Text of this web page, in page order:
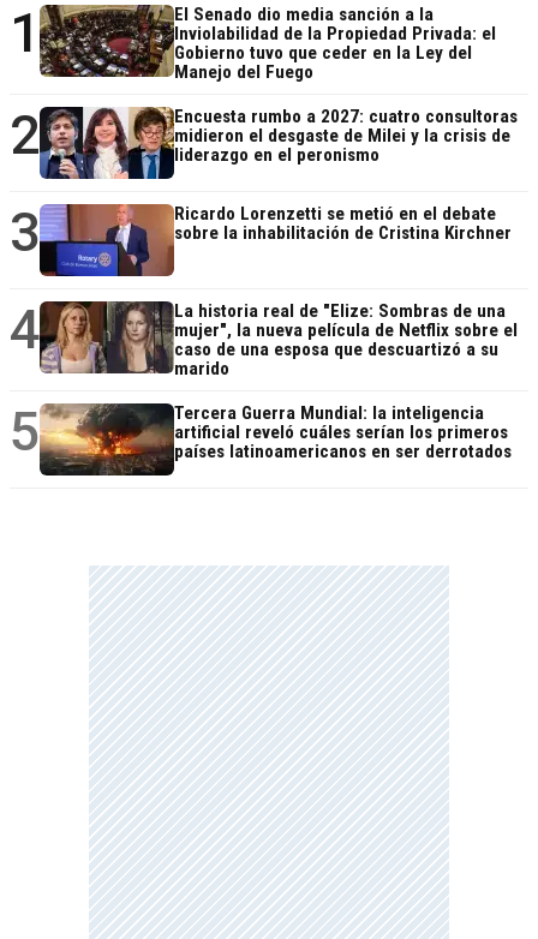
1
El Senado dio media sanción a la
Inviolabilidad de la Propiedad Privada: el
Gobierno tuvo que ceder en la Ley del
Manejo del Fuego
2
Encuesta rumbo a 2027: cuatro consultoras
midieron el desgaste de Milei y la crisis de
liderazgo en el peronismo
3
Ricardo Lorenzetti se metió en el debate
sobre la inhabilitación de Cristina Kirchner
4
La historia real de "Elize: Sombras de una
mujer", la nueva película de Netflix sobre el
caso de una esposa que descuartizó a su
marido
5
Tercera Guerra Mundial: la inteligencia
artificial reveló cuáles serían los primeros
países latinoamericanos en ser derrotados